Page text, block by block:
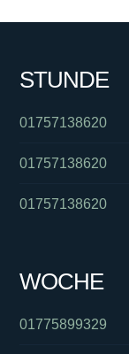
STUNDE
01757138620
01757138620
01757138620
WOCHE
01775899329